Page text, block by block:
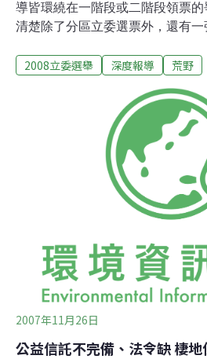
導皆環繞在一階段或二階段領票
清楚除了分區立委選票外，還有
次，這將是許多小黨爭取參政空
與疑慮，有些老夥伴擔心荒野的
論宗教、不做生意」立場是否已
只是解讀的不同與角色的轉換罷了
持」的默契，是為了要避免團體
彩，而產生排擠作用，或淪為私
扭曲了團體的屬性，如今，我們的
變。 回顧過去，荒野對「政治」
可避免的，我們都得在政治所主
環境運動的慘痛經驗中得知，一
2008立委選舉 深度報導 荒野
2007年11月26日
公益信託不完備、法令缺 棲